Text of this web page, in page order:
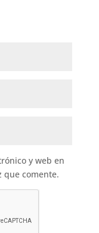
y web en
que comente.